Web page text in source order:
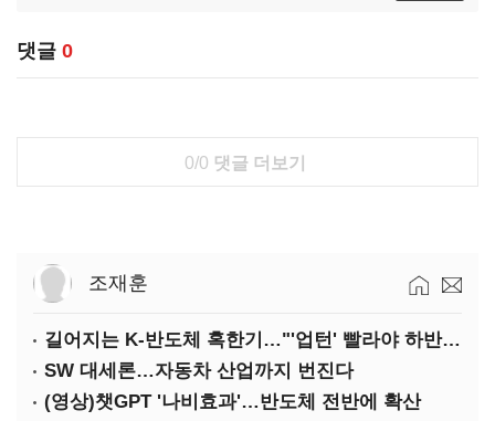
댓글 0
0/0 댓글 더보기
조재훈
길어지는 K-반도체 혹한기…"'업턴' 빨라야 하반기"
SW 대세론…자동차 산업까지 번진다
(영상)챗GPT '나비효과'…반도체 전반에 확산